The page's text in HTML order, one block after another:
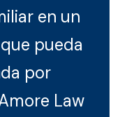
en un
pueda
por
Law